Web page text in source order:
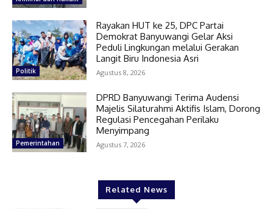
Politik
Rayakan HUT ke 25, DPC Partai
Demokrat Banyuwangi Gelar Aksi
Peduli Lingkungan melalui Gerakan
Langit Biru Indonesia Asri
Agustus 8, 2026
Pemerintahan
DPRD Banyuwangi Terima Audensi
Majelis Silaturahmi Aktifis Islam, Dorong
Regulasi Pencegahan Perilaku
Menyimpang
Agustus 7, 2026
Related News